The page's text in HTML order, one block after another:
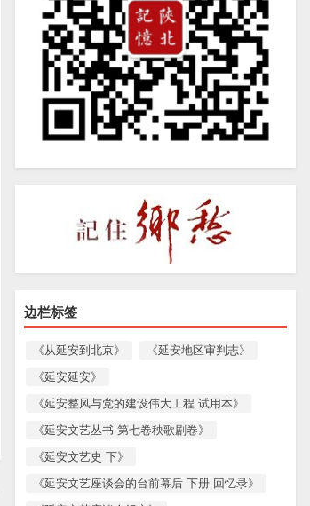
边栏标签
《从延安到北京》
《延安地区审判志》
《延安延安》
《延安整风与党的建设伟大工程 试用本》
《延安文艺丛书 第七卷秧歌剧卷》
《延安文艺史 下》
《延安文艺座谈会的台前幕后 下册 回忆录》